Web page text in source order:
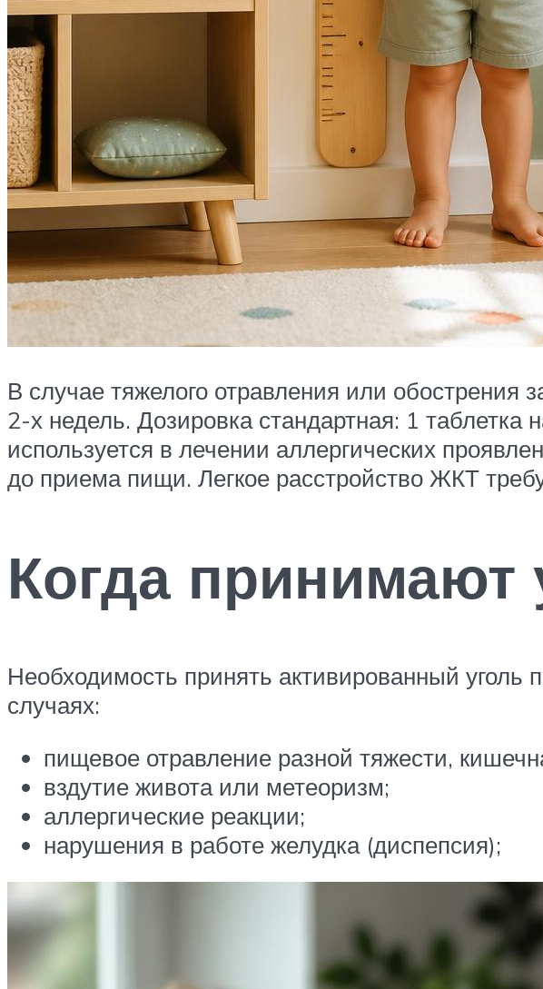
В случае тяжелого отравления или обострения
2-х недель. Дозировка стандартная: 1
используется в лечении аллергических
до приема пищи. Легкое расстройство ЖКТ
Когда принимают
Необходимость принять активированный уголь
случаях:
пищевое отравление разной тяжести,
вздутие живота или метеоризм;
аллергические реакции;
нарушения в работе желудка (диспепсия);